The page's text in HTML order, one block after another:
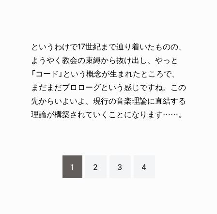
というわけで17世紀まで辿り着いたものの、
ようやく教会の束縛から抜け出し、やっと
「コード」という概念が生まれたところで、
まだまだプロローグという感じですね。この
先からいよいよ、現行の音楽理論に直結する
理論が構築されていくことになります……。
1 2 3 4